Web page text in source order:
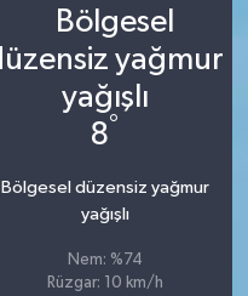
8°
Bölgesel düzensiz yağmur
yağışlı
Nem: %74
Rüzgar: 10 km/h